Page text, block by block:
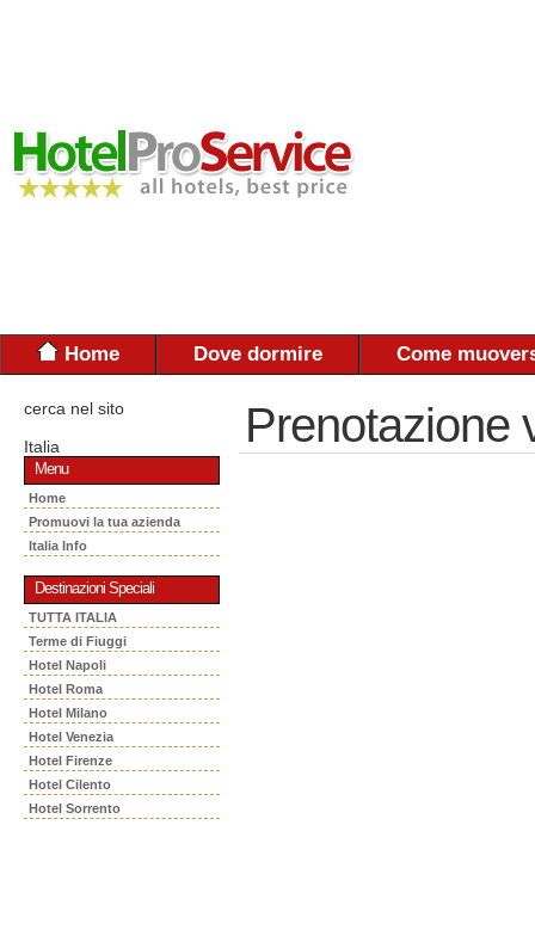
Home Dove dormire Come
cerca nel sito
Italia
Menu
Home
Promuovi la tua azienda
Italia Info
Destinazioni Speciali
TUTTA ITALIA
Terme di Fiuggi
Hotel Napoli
Hotel Roma
Hotel Milano
Hotel Venezia
Hotel Firenze
Hotel Cilento
Hotel Sorrento
Prenotazione